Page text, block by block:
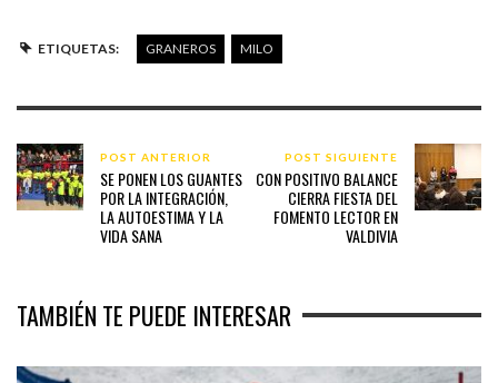
ETIQUETAS: GRANEROS MILO
POST ANTERIOR
SE PONEN LOS GUANTES
POR LA INTEGRACIÓN,
LA AUTOESTIMA Y LA
VIDA SANA
POST SIGUIENTE
CON POSITIVO BALANCE
CIERRA FIESTA DEL
FOMENTO LECTOR EN
VALDIVIA
TAMBIÉN TE PUEDE INTERESAR